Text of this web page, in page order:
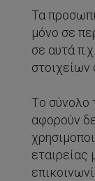
Τα
μόνο σε
σε αυτά
στοιχείων
Tο σύνολο
αφορούν
εταιρείας